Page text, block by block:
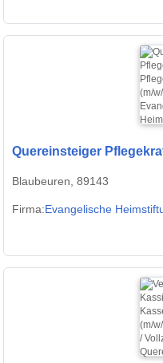
Quereinsteiger
Blaubeuren, 89143
Firma:Evangelische